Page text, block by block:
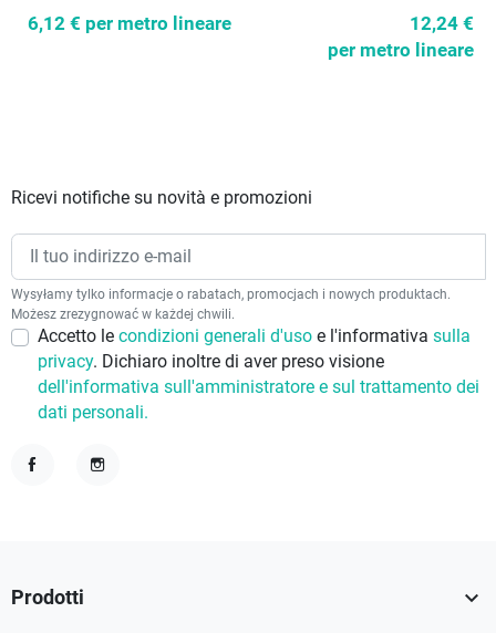
6,12 € per metro lineare
12,24 €
per metro lineare
Ricevi notifiche su novità e promozioni
Wysyłamy tylko informacje o rabatach, promocjach i nowych produktach.
Możesz zrezygnować w każdej chwili.
Accetto le condizioni generali d'uso e l'informativa sulla
privacy. Dichiaro inoltre di aver preso visione
dell'informativa sull'amministratore e sul trattamento dei
dati personali.
Prodotti 